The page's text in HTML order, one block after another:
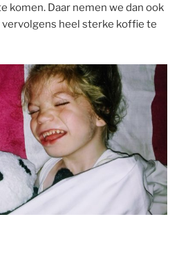
komen. Daar nemen we dan ook
vervolgens heel sterke koffie te